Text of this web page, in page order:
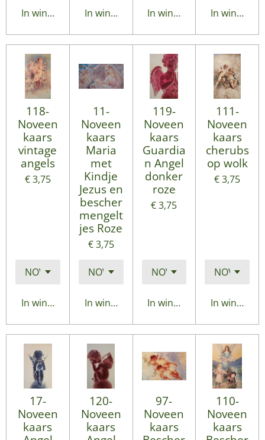
In winkelwagenIn winkelwagenIn winkelwagenIn
118-
Noveen
kaars
vintage
angels
€ 3,75
In winkelwagen
11-
Noveen
kaars
Maria
met
Kindje
Jezus en
bescher
mengelt
jes Roze
€ 3,75
In winkelwagen
119-
Noveen
kaars
Guardia
n Angel
donker
roze
€ 3,75
In winkelwagen
111-
Noveen
kaars
cherubs
op wolk
€ 3,75
In
17-
Noveen
kaars
120-
Noveen
kaars
97-
Noveen
kaars
110-
Noveen
kaars